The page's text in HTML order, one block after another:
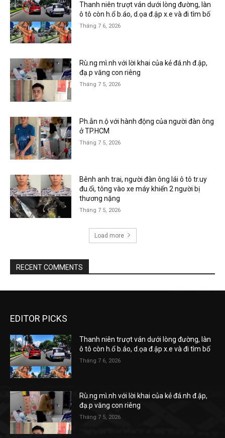
Thanh niên trượt ván dưới lòng đường, làn
ô tô còn h.ổ b.áo, d.ọa đ.ập x.e và đi tìm bố
Tháng 7 6, 2026
Rù.ng mì.nh với lời khai của kẻ đá.nh đ.ập,
đạ.p văng con riêng
Tháng 7 5, 2026
Ph.ẫn n.ộ với hành động của người đàn ông
ở TP.HCM
Tháng 7 5, 2026
Bênh anh trai, người đàn ông lái ô tô tr.uy
đu.ổi, tông vào xe máy khiến 2 người bị
thương nặng
Tháng 7 5, 2026
Load more
RECENT COMMENTS
EDITOR PICKS
Thanh niên trượt ván dưới lòng đường, làn
ô tô còn h.ổ b.áo, d.ọa đ.ập x.e và đi tìm bố
Tháng 7 6, 2026
Rù.ng mì.nh với lời khai của kẻ đá.nh đ.ập,
đạ.p văng con riêng
Tháng 7 5, 2026